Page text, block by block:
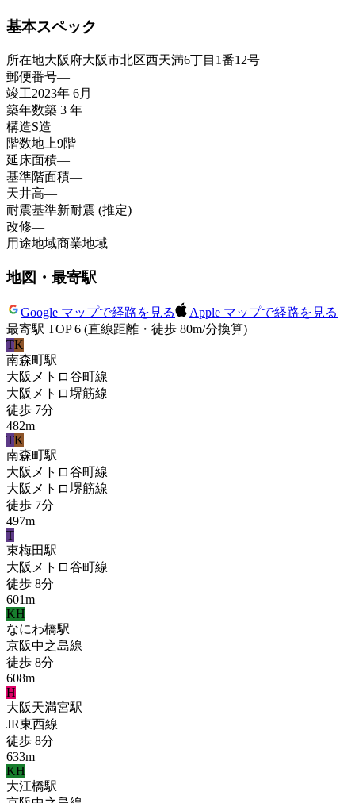
基本スペック
所在地大阪府大阪市北区西天満6丁目1番12号
郵便番号—
竣工2023年 6月
築年数築 3 年
構造S造
階数地上9階
延床面積—
基準階面積—
天井高—
耐震基準新耐震 (推定)
改修—
用途地域商業地域
地図・最寄駅
Google マップで経路を見る
Apple マップで経路を見る
最寄駅 TOP 6 (直線距離・徒歩 80m/分換算)
TK
南森町駅
大阪メトロ谷町線
大阪メトロ堺筋線
徒歩 7分
482m
TK
南森町駅
大阪メトロ谷町線
大阪メトロ堺筋線
徒歩 7分
497m
T
東梅田駅
大阪メトロ谷町線
徒歩 8分
601m
KH
なにわ橋駅
京阪中之島線
徒歩 8分
608m
H
大阪天満宮駅
JR東西線
徒歩 8分
633m
KH
大江橋駅